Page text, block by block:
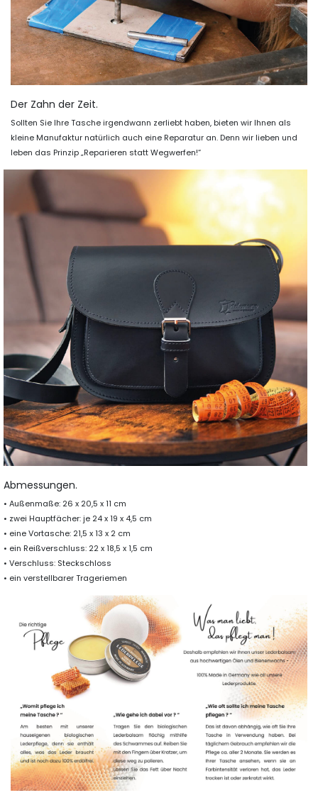
Der Zahn der Zeit.
Sollten Sie Ihre Tasche irgendwann zerliebt haben, bieten wir Ihnen als
kleine Manufaktur natürlich auch eine Reparatur an. Denn wir lieben und
leben das Prinzip „Reparieren statt Wegwerfen!“
Abmessungen.
• Außenmaße: 26 x 20,5 x 11 cm
• zwei Hauptfächer: je 24 x 19 x 4,5 cm
• eine Vortasche: 21,5 x 13 x 2 cm
• ein Reißverschluss: 22 x 18,5 x 1,5 cm
• Verschluss: Steckschloss
• ein verstellbarer Trageriemen